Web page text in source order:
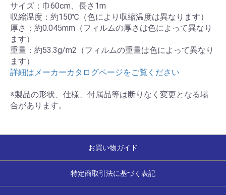
サイズ：巾60cm、長さ1m
収縮温度：約150℃（色により収縮温度は異なります）
厚さ：約0.045mm（フィルムの厚さは色によって異なり
ます）
重量：約53.3g/m2（フィルムの重量は色によって異なり
ます）
詳細はメーカーカタログページをご覧ください
※製品の形状、仕様、付属品等は断りなく変更となる場
合があります。
お買い物ガイド
特定商取引法に基づく表記